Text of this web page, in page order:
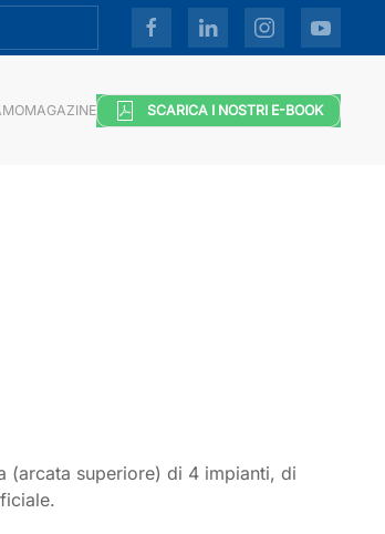
MAGAZINE SCARICA I NOSTRI E-BOOK
(arcata superiore) di 4 impianti, di